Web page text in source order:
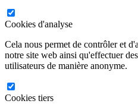
Cookies d'analyse
Cela nous permet de contrôler et
notre site web ainsi qu'effectuer
utilisateurs de manière anonyme.
Cookies tiers